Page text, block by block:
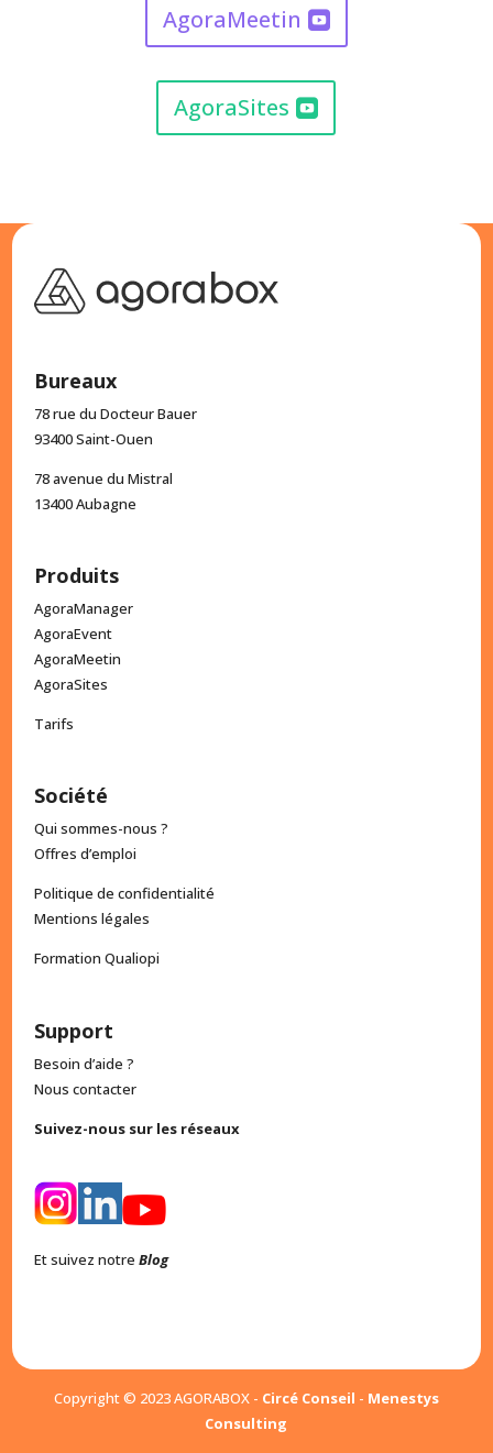
AgoraMeetin
AgoraSites
Bureaux
78 rue du Docteur Bauer
93400 Saint-Ouen
78 avenue du Mistral
13400 Aubagne
Produits
AgoraManager
AgoraEvent
AgoraMeetin
AgoraSites
Tarifs
Société
Qui sommes-nous ?
Offres d’emploi
Politique de confidentialité
Mentions légales
Formation Qualiopi
Support
Besoin d’aide ?
Nous contacter
Suivez-nous sur les réseaux
Et suivez notreBlog
Copyright © 2023 AGORABOX - Circé Conseil - Menestys
Consulting